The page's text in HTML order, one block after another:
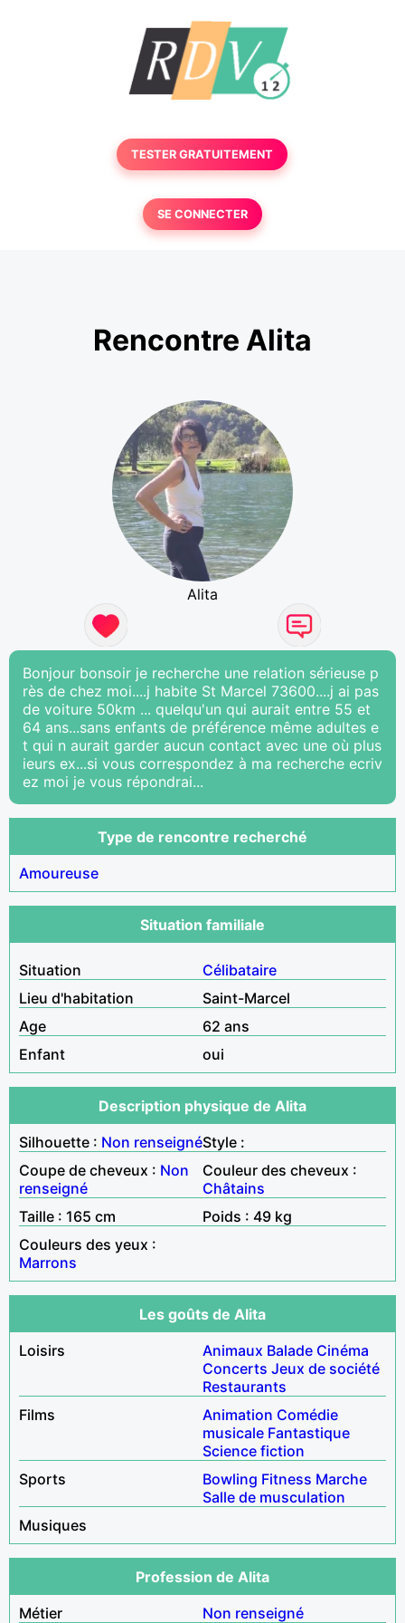
TESTER GRATUITEMENT
SE CONNECTER
Rencontre Alita
Alita
Bonjour bonsoir je recherche une relation sérieuse p
rès de chez moi....j habite St Marcel 73600....j ai pas
de voiture 50km ... quelqu'un qui aurait entre 55 et
64 ans...sans enfants de préférence même adultes e
t qui n aurait garder aucun contact avec une où plus
ieurs ex...si vous correspondez à ma recherche ecriv
ez moi je vous répondrai...
Type de rencontre recherché
Amoureuse
Situation familiale
Situation
Célibataire
Lieu d'habitation
Saint-Marcel
Age
62 ans
Enfant
oui
Description physique de Alita
Silhouette : Non renseignéStyle :
Coupe de cheveux : Non
renseigné
Couleur des cheveux :
Châtains
Taille : 165 cm
Poids : 49 kg
Couleurs des yeux :
Marrons
Les goûts de Alita
Loisirs
Animaux Balade Cinéma
Concerts Jeux de société
Restaurants
Films
Animation Comédie
musicale Fantastique
Science fiction
Sports
Bowling Fitness Marche
Salle de musculation
Musiques
Profession de Alita
Métier
Non renseigné